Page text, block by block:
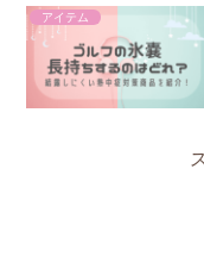
アイテム